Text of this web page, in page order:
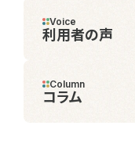
Voice
利用者の声
Column
コラム